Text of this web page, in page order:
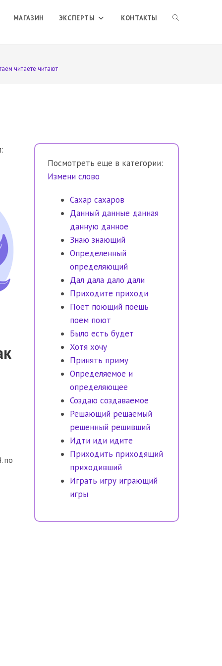
МАГАЗИН ЭКСПЕРТЫ КОНТАКТЫ ПЕРЕКЛЮЧИТЬ
читаете читают
по
Посмотреть еще в категории:
Измени слово
Сахар сахаров
Данный данные данная
данную данное
Знаю знающий
Определенный
определяющий
Дал дала дало дали
Приходите приходи
Поет поющий поешь
поем поют
Было есть будет
Хотя хочу
Принять приму
Определяемое и
определяющее
Создаю создаваемое
Решающий решаемый
решенный решивший
Идти иди идите
Приходить приходящий
приходивший
Играть игру играющий
игры